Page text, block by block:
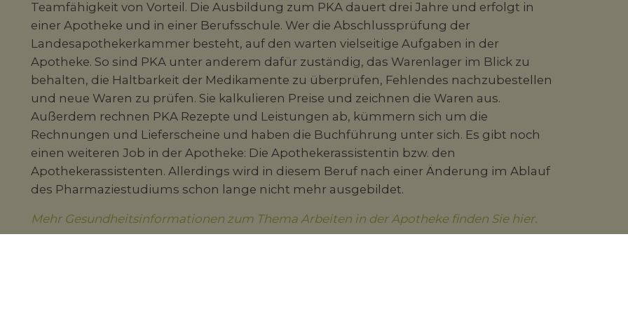
Teamfähigkeit von Vorteil. Die Ausbildung zum PKA dauert drei Jahre und erfolgt in
einer Apotheke und in einer Berufsschule. Wer die Abschlussprüfung der
Landesapothekerkammer besteht, auf den warten vielseitige Aufgaben in der
Apotheke. So sind PKA unter anderem dafür zuständig, das Warenlager im Blick zu
behalten, die Haltbarkeit der Medikamente zu überprüfen, Fehlendes nachzubestellen
und neue Waren zu prüfen. Sie kalkulieren Preise und zeichnen die Waren aus.
Außerdem rechnen PKA Rezepte und Leistungen ab, kümmern sich um die
Rechnungen und Lieferscheine und haben die Buchführung unter sich. Es gibt noch
einen weiteren Job in der Apotheke: Die Apothekerassistentin bzw. den
Apothekerassistenten. Allerdings wird in diesem Beruf nach einer Änderung im Ablauf
des Pharmaziestudiums schon lange nicht mehr ausgebildet.
Mehr Gesundheitsinformationen zum Thema Arbeiten in der Apotheke finden Sie hier.